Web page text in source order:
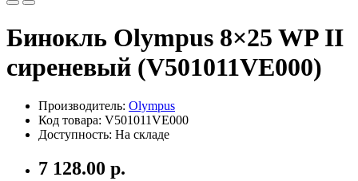
Бинокль Olympus 8×25 WP II
сиреневый (V501011VE000)
Производитель: Olympus
Код товара: V501011VE000
Доступность: На складе
7 128.00 р.